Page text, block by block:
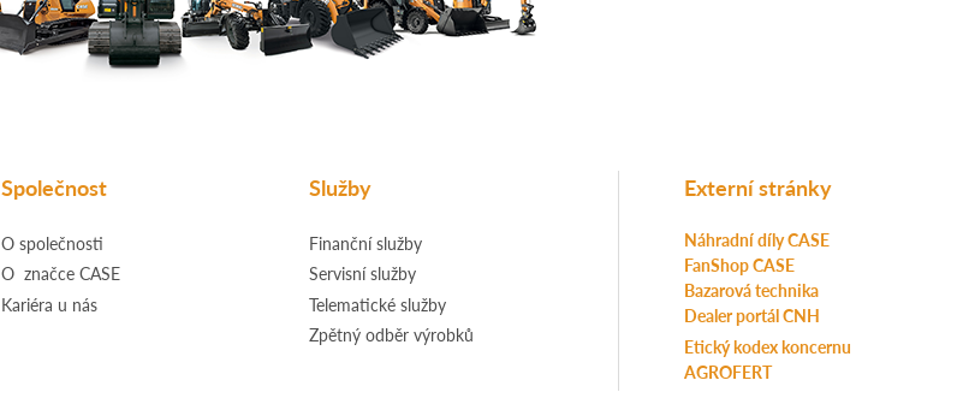
Společnost
O společnosti
O značce CASE
Kariéra u nás
Služby
Finanční služby
Servisní služby
Telematické služby
Zpětný odběr výrobků
Externí stránky
Náhradní díly CASE
FanShop CASE
Bazarová technika
Dealer portál CNH
Etický kodex koncernu
AGROFERT